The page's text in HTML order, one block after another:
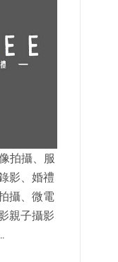
拍攝、服
影、婚禮
攝、微電
親子攝影